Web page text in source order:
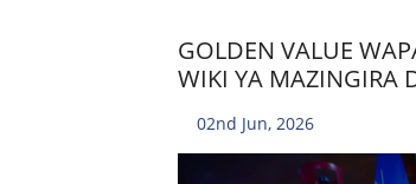
GOLDEN VALUE
WIKI YA MAZINGIRA
02nd Jun, 2026